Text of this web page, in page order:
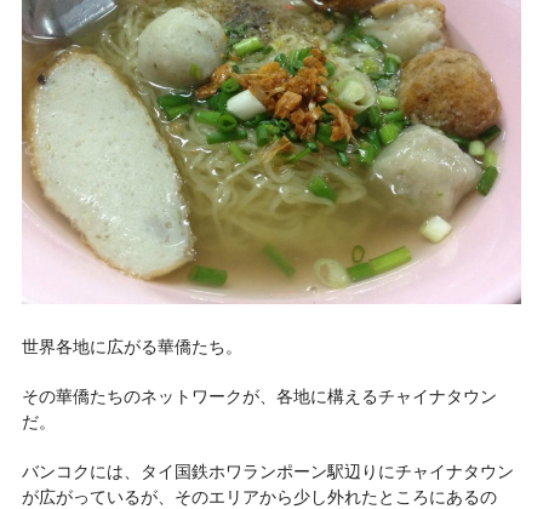
世界各地に広がる華僑たち。
その華僑たちのネットワークが、各地に構えるチャイナタウン
だ。
バンコクには、タイ国鉄ホワランポーン駅辺りにチャイナタウン
が広がっているが、そのエリアから少し外れたところにあるの